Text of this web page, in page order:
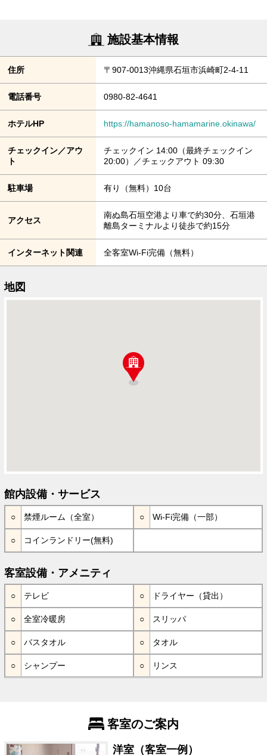
施設基本情報
住所 〒907-0013沖縄県石垣市浜崎町2-4-11
電話番号 0980-82-4641
ホテルHP https://hamanoso-hamamarine.okinawa/
チェックイン／アウ
ト
チェックイン 14:00（最終チェックイン
20:00）／チェックアウト 09:30
駐車場 有り（無料）10台
アクセス
南ぬ島石垣空港より車で約30分、石垣港
離島ターミナルより徒歩で約15分
インターネット関連 全客室Wi-Fi完備（無料）
地図
館内設備・サービス
禁煙ルーム（全室） Wi-Fi完備（一部）
コインランドリー(無料)
客室設備・アメニティ
テレビ ドライヤー（貸出）
全室冷暖房 スリッパ
バスタオル タオル
シャンプー リンス
客室のご案内
洋室（客室一例）